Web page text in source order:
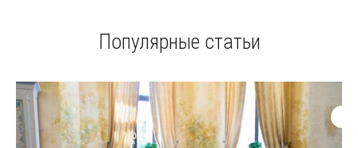
Популярные статьи